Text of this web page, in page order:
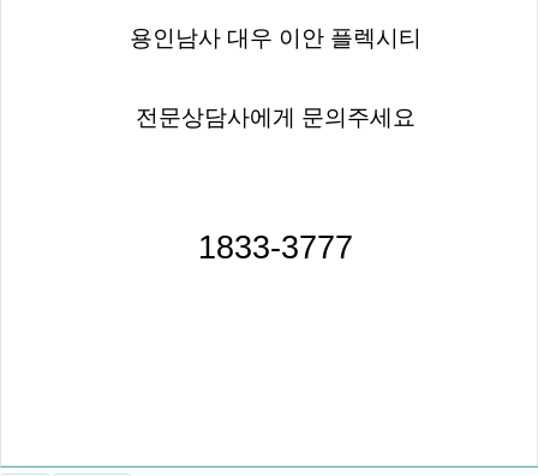
용인남사 대우 이안 플렉시티
전문상담사에게 문의주세요
1833-3777